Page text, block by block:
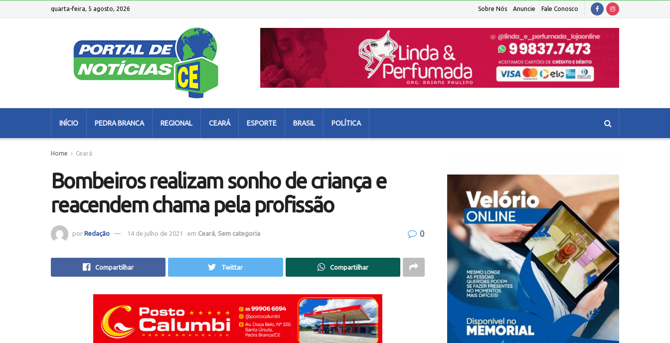
quarta-feira, 5 agosto, 2026 Sobre Nós Anuncie Fale Conosco
INÍCIO PEDRA BRANCA REGIONAL CEARÁ ESPORTE BRASIL POLÍTICA
Home Ceará
Bombeiros realizam sonho de criança e
reacendem chama pela profissão
por Redação 14 de julho de 2021 em Ceará Sem categoria 0
Compartilhar Twittar Compartilhar